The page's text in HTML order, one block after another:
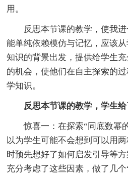
用。
反思本节课的教学，使我进
能单纯依赖模仿与记忆，应该
知识的背景出发，提供给学生
的机会，使他们在自主探索的
学知识。
反思本节课的教学，学生给
惊喜一：在探索“同底数幂
以为学生可能不会想到可以用
时预先想好了如何启发引导等
充分考虑了这些因素，做了几